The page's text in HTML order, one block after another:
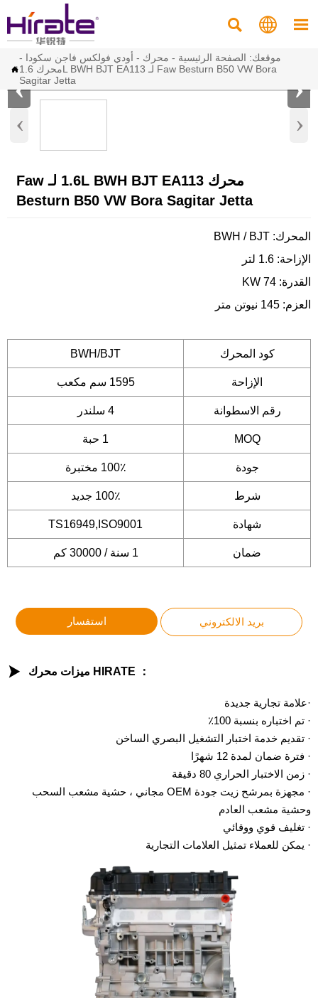
  

موقعك: الصفحة الرئيسية - محرك - أودي فولكس فاجن سكودا -
محرك 1.6L BWH BJT EA113 لـ Faw Besturn B50 VW Bora
Sagitar Jetta
‹ ›
‹ ›
محرك 1.6L BWH BJT EA113 لـ Faw
Besturn B50 VW Bora Sagitar Jetta
المحرك: BWH / BJT
الإزاحة: 1.6 لتر
القدرة: 74 KW
العزم: 145 نيوتن متر
كود المحرك BWH/BJT
الإزاحة 1595 سم مكعب
رقم الاسطوانة 4 سلندر
MOQ 1 حبة
جودة 100٪ مختبرة
شرط 100٪ جديد
شهادة TS16949,ISO9001
ضمان 1 سنة / 30000 كم
استفسار بريد الالكتروني
 ميزات محرك HIRATE ：
·علامة تجارية جديدة
· تم اختباره بنسبة 100٪
· تقديم خدمة اختبار التشغيل البصري الساخن
· فترة ضمان لمدة 12 شهرًا
· زمن الاختبار الحراري 80 دقيقة
· مجهزة بمرشح زيت جودة OEM مجاني ، حشية مشعب السحب
وحشية مشعب العادم
· تغليف قوي ووقائي
· يمكن للعملاء تمثيل العلامات التجارية